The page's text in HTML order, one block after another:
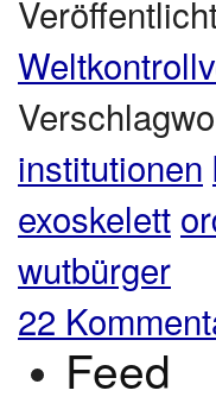
institutionen
exoskelett
wutbürger
22
Feed